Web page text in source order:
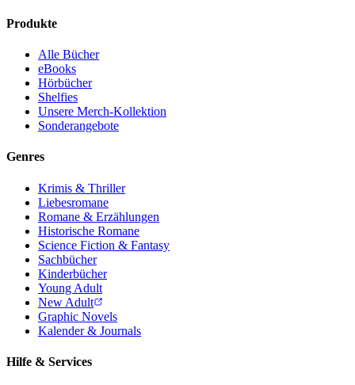
Produkte
Alle Bücher
eBooks
Hörbücher
Shelfies
Unsere Merch-Kollektion
Sonderangebote
Genres
Krimis & Thriller
Liebesromane
Romane & Erzählungen
Historische Romane
Science Fiction & Fantasy
Sachbücher
Kinderbücher
Young Adult
New Adult
Graphic Novels
Kalender & Journals
Hilfe & Services